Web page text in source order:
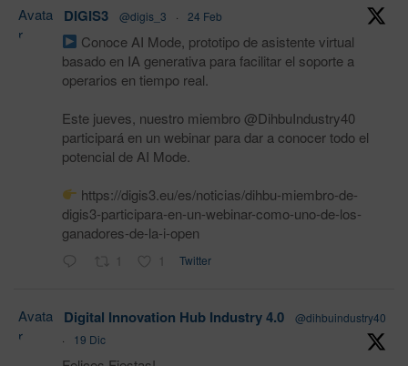
Avata
r
DIGIS3 @digis_3 · 24 Feb
Conoce AI Mode, prototipo de asistente virtual
basado en IA generativa para facilitar el soporte a
operarios en tiempo real.
Este jueves, nuestro miembro @DihbuIndustry40
participará en un webinar para dar a conocer todo el
potencial de AI Mode.
https://digis3.eu/es/noticias/dihbu-miembro-de-
digis3-participara-en-un-webinar-como-uno-de-los-
ganadores-de-la-i-open
1 1 Twitter
Avata
r
Digital Innovation Hub Industry 4.0
@dihbuindustry40
·
19 Dic